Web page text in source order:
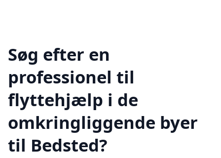
Søg efter en
professionel til
flyttehjælp i de
omkringliggende byer
til Bedsted?